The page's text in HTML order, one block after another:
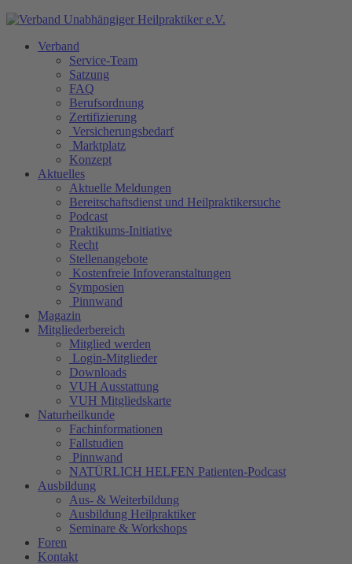
Verband
Service-Team
Satzung
FAQ
Berufsordnung
Zertifizierung
Versicherungsbedarf
Marktplatz
Konzept
Aktuelles
Aktuelle Meldungen
Bereitschaftsdienst und Heilpraktikersuche
Podcast
Praktikums-Initiative
Recht
Stellenangebote
Kostenfreie Infoveranstaltungen
Symposien
Pinnwand
Magazin
Mitgliederbereich
Mitglied werden
Login-Mitglieder
Downloads
VUH Ausstattung
VUH Mitgliedskarte
Naturheilkunde
Fachinformationen
Fallstudien
Pinnwand
NATÜRLICH HELFEN Patienten-Podcast
Ausbildung
Aus- & Weiterbildung
Ausbildung Heilpraktiker
Seminare & Workshops
Foren
Kontakt